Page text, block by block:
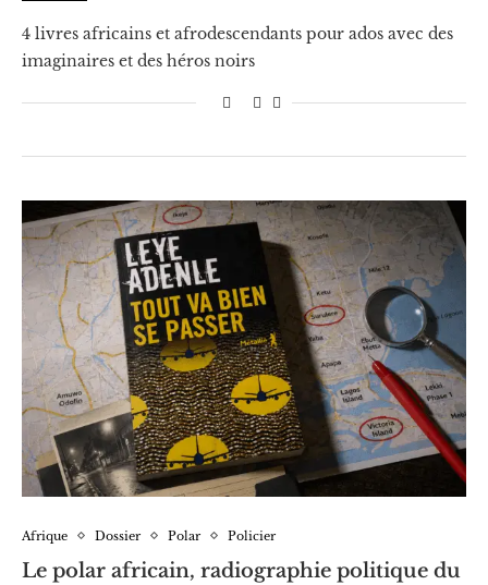
4 livres africains et afrodescendants pour ados avec des
imaginaires et des héros noirs
Afrique Dossier Polar Policier
Le polar africain, radiographie politique du